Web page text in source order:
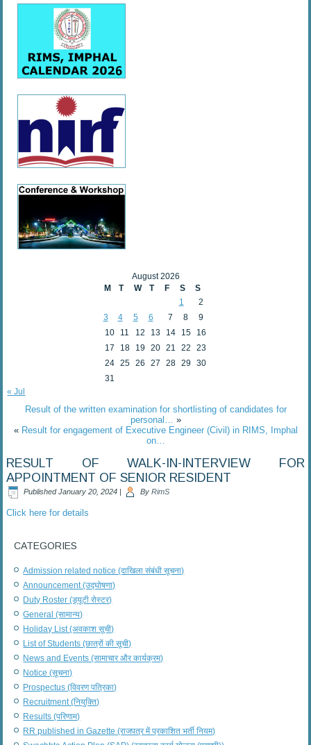
August 2026
M
T W T F S
S
1
2
3
4 5 6 7 8
9
10
11 12 13 14 15
16
17
18 19 20 21 22
23
24 25 26 27 28 29
30
31
« Jul
Result of the written examination for shortlisting of candidates for
personal…
»
« Result for engagement of Executive Engineer (Civil) in RIMS, Imphal
on…
RESULT OF WALK-IN-INTERVIEW FOR
APPOINTMENT OF SENIOR RESIDENT
Published January 20, 2024 | By RimS
Click here for details
CATEGORIES
Admission related notice (दाखिला संबंधी सूचना)
Announcement (उद्घोषणा)
Duty Roster (ड्यूटी रोस्टर)
General (सामान्य)
Holiday List (अवकाश सूची)
List of Students (छात्रों की सूची)
News and Events (सामाचार और कार्यक्रम)
Notice (सूचना)
Prospectus (विवरण पत्रिका)
Recruitment (नियुक्ति)
Results (परिणाम)
RR published in Gazette (राजपत्र में प्रकाशित भर्ती नियम)